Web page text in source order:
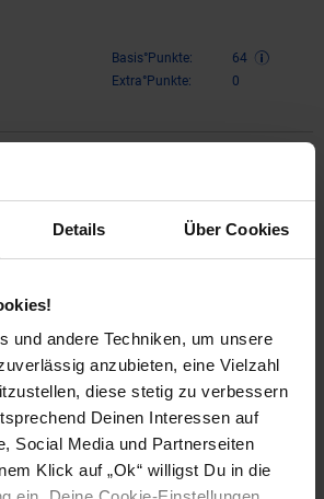
Details Über Cookies
und andere Techniken, um unsere
anzubieten, eine Vielzahl
diese stetig zu verbessern
Deinen Interessen auf
Social Media und Partnerseiten
Klick auf „Ok“ willigst Du in die
Basis°Punkte:
64
Extra°Punkte:
0
Druckerpatrone – Hochwertige Original-
mit lebendigen, präzisen Farben zu
die sowohl im Büro als auch
Mit ihrer hochwertigen Cyan-
klare Ausdrucke, die Ihren
werden.Hochwertige Druckqualität und
PFI-107C Cyan Patrone nutzt
um eine gleichmäßige
beeindruckende Farbtiefe zu